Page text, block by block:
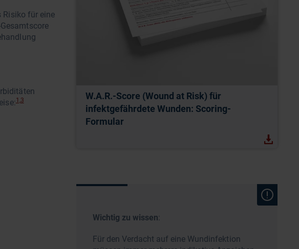
Risiko für eine
1,3
W.A.R.-Score (Wound at Risk) für
infektgefährdete Wunden: Scoring-
Formular
Wichtig zu wissen:
Für den Verdacht auf eine Wundinfektion